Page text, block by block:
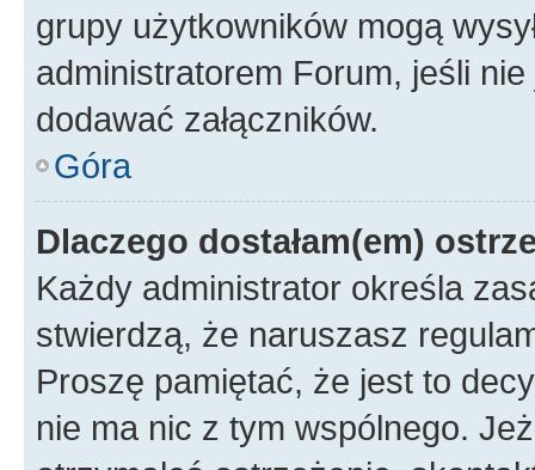
grupy użytkowników mogą
administratorem Forum, jeśli
dodawać załączników.
Góra
Dlaczego dostałam(em)
Każdy administrator określa
stwierdzą, że naruszasz
Proszę pamiętać, że jest to
nie ma nic z tym wspólnego.